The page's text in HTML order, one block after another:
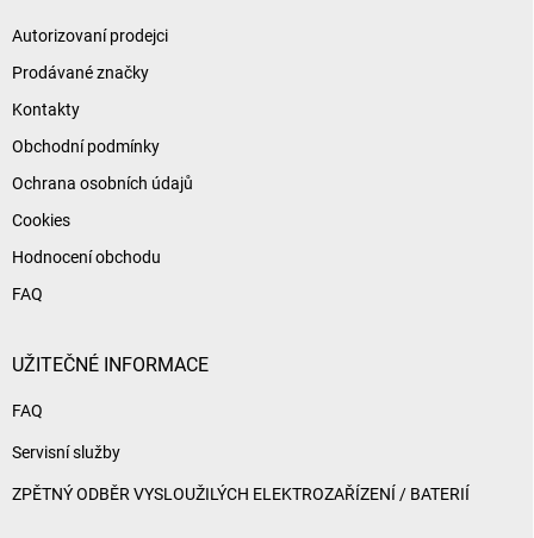
Autorizovaní prodejci
Prodávané značky
Kontakty
Obchodní podmínky
Ochrana osobních údajů
Cookies
Hodnocení obchodu
FAQ
UŽITEČNÉ INFORMACE
FAQ
Servisní služby
ZPĚTNÝ ODBĚR VYSLOUŽILÝCH ELEKTROZAŘÍZENÍ / BATERIÍ